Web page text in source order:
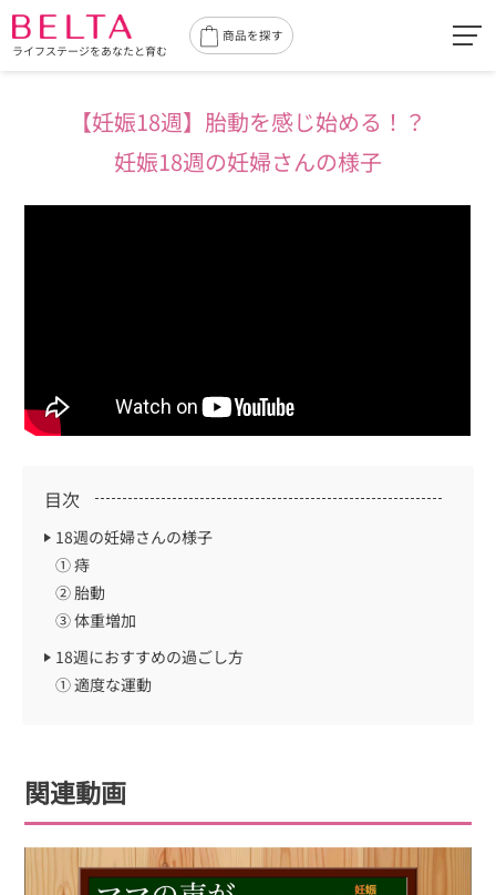
ライフステージをあなたと育む
商品を探す
【妊娠18週】胎動を感じ始める！？
妊娠18週の妊婦さんの様子
目次
18週の妊婦さんの様子
① 痔
② 胎動
③ 体重増加
18週におすすめの過ごし方
① 適度な運動
関連動画